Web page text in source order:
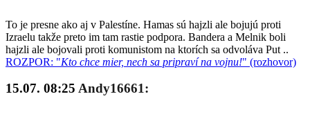
To je presne ako aj v Palestíne. Hamas sú hajzli ale bojujú proti
Izraelu takže preto im tam rastie podpora. Bandera a Melnik boli
hajzli ale bojovali proti komunistom na ktorích sa odvoláva Put ..
ROZPOR: "Kto chce mier, nech sa pripraví na vojnu!" (rozhovor)
15.07. 08:25 Andy16661: